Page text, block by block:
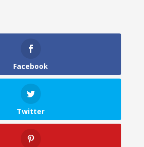
Facebook
Twitter